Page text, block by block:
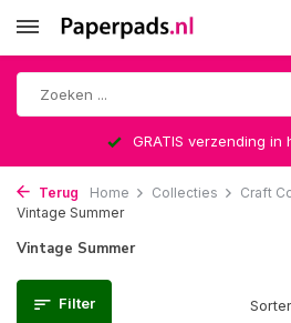
GRATIS verzending in
Terug Home Collecties
Craft
Vintage Summer
Vintage Summer
Filter